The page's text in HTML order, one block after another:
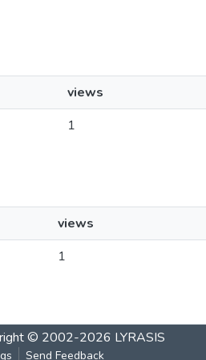
views
1
views
1
© 2002-2026 LYRASIS
Send Feedback